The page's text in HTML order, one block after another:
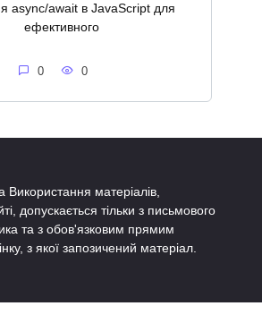
async/await в JavaScript для
ефективного
0 0
матеріалів,
допускається тільки з письмового
та з обов'язковим прямим
з якої запозичений матеріал.